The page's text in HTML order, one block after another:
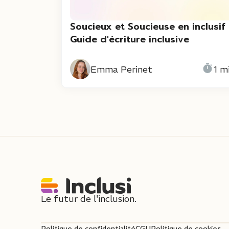
Soucieux et Soucieuse en inclusif
Guide d'écriture inclusive
Emma Perinet 1
Le futur de l'inclusion.